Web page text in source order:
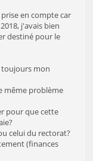
en compte car
j'avais bien
destiné pour le
toujours mon
même problème
pour que cette
celui du rectorat?
(finances